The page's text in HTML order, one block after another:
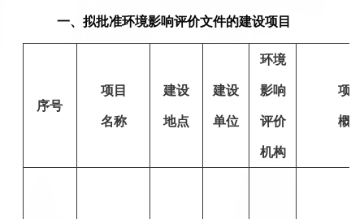
一、拟批准环境影响评价文件的建设项目
序号
项目
名称
建设
地点
建设
单位
环境
影响
评价
机构
项目
概况